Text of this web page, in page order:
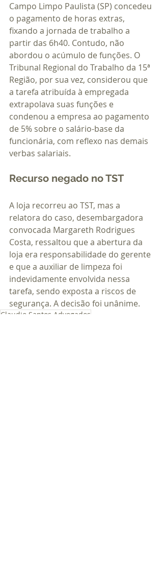
Campo Limpo Paulista (SP) concedeu
o pagamento de horas extras,
fixando a jornada de trabalho a
partir das 6h40. Contudo, não
abordou o acúmulo de funções. O
Tribunal Regional do Trabalho da 15ª
Região, por sua vez, considerou que
a tarefa atribuída à empregada
extrapolava suas funções e
condenou a empresa ao pagamento
de 5% sobre o salário-base da
funcionária, com reflexo nas demais
verbas salariais.
Recurso negado no TST
A loja recorreu ao TST, mas a
relatora do caso, desembargadora
convocada Margareth Rodrigues
Costa, ressaltou que a abertura da
loja era responsabilidade do gerente
e que a auxiliar de limpeza foi
indevidamente envolvida nessa
tarefa, sendo exposta a riscos de
segurança. A decisão foi unânime.
Claudio Santos Advogados